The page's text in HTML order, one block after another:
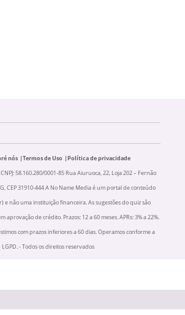
nós Termos de Uso
Política de privacidade
58.160.280/0001-85 Rua Aiuruoca, 22, Loja 202 – Fernão
CEP 31910-444 A No Name Media é um portal de conteúdo
e não uma instituição financeira. As sugestões do quiz são
aprovação de crédito. Prazos: 12 a 60 meses. APRs: 3% a 22%.
com prazos inferiores a 60 dias. Operamos conforme a
LGPD. - Todos os direitos reservados